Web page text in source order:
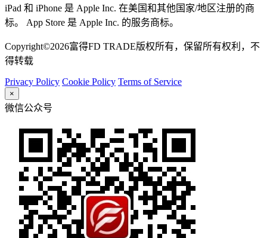
iPad 和 iPhone 是 Apple Inc. 在美国和其他国家/地区注册的商
标。 App Store 是 Apple Inc. 的服务商标。
Copyright©2026富得FD TRADE版权所有，保留所有权利，不
得转载
Privacy Policy Cookie Policy Terms of Service
×
微信公众号